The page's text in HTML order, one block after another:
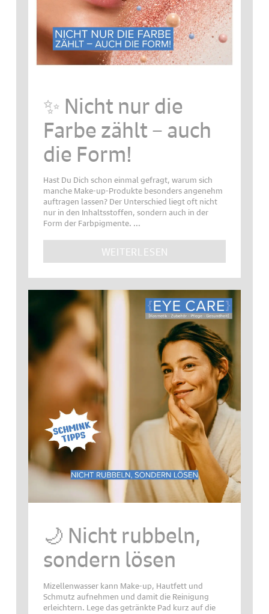
✨ Nicht nur die
Farbe zählt – auch
die Form!
Hast Du Dich schon einmal gefragt, warum sich
manche Make-up-Produkte besonders angenehm
auftragen lassen? Der Unterschied liegt oft nicht
nur in den Inhaltsstoffen, sondern auch in der
Form der Farbpigmente. ...
WEITERLESEN
🌙 Nicht rubbeln,
sondern lösen
Mizellenwasser kann Make-up, Hautfett und
Schmutz aufnehmen und damit die Reinigung
erleichtern. Lege das getränkte Pad kurz auf die